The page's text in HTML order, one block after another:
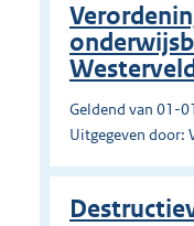
Geldend van 01-
Uitgegeven door: